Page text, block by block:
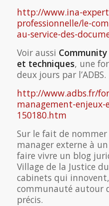
http://www.ina-
professionnelle/le-
au-service-des-
Voir aussi
et techniques, une
deux jours par l’ADBS.
http://www.adbs.fr/
management-enjeux-
150180.htm
Sur le fait de
manager externe à
faire vivre un blog
Village de la Justice
cabinets qui
communauté autour
précis.